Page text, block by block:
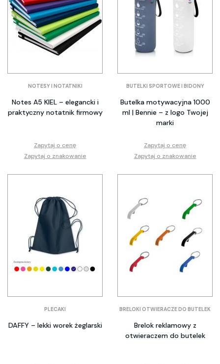
NOTESY I NOTATNIKI
Notes A5 KIEL – elegancki i
praktyczny notatnik firmowy
Zapytaj o cenę
Zapytaj o znakowanie
BUTELKI SPORTOWE I BIDONY
Butelka motywacyjna 1000
ml | Bennie – z logo Twojej
marki
Zapytaj o cenę
Zapytaj o znakowanie
PLECAKI
DAFFY – lekki worek żeglarski
BRELOKI OTWIERACZE DO BUTELEK
Brelok reklamowy z
otwieraczem do butelek